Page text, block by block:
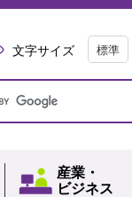
文字サイズ 標準
産業・
ビジネス